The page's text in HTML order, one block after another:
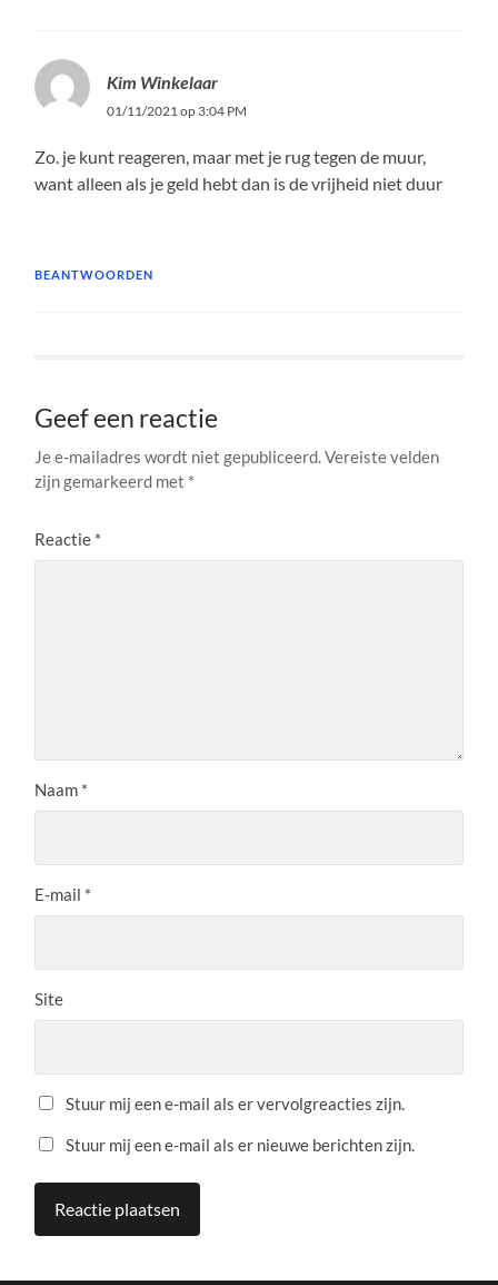
Kim Winkelaar
01/11/2021 op 3:04 PM
Zo. je kunt reageren, maar met je rug tegen de muur,
want alleen als je geld hebt dan is de vrijheid niet duur
BEANTWOORDEN
Geef een reactie
Je e-mailadres wordt niet gepubliceerd.Vereiste velden
zijn gemarkeerd met *
Reactie *
Naam *
E-mail *
Site
Stuur mij een e-mail als er vervolgreacties zijn.
Stuur mij een e-mail als er nieuwe berichten zijn.